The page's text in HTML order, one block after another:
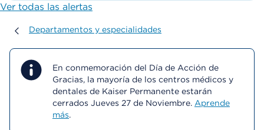
Ver todas las alertas
Departamentos y especialidades
Departamentos y especialidades
En conmemoración del Día de Acción de
Gracias, la mayoría de los centros médicos y
dentales de Kaiser Permanente estarán
cerrados Jueves 27 de Noviembre. Aprende
más.